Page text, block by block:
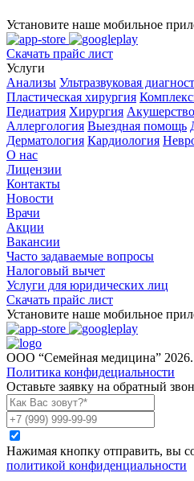
Установите наше мобильное
Скачать прайс лист
Услуги
Анализы Ультразвуковая
Пластическая хирургия
Педиатрия Хирургия
Аллергология Выездная помощь
Дерматология Кардиология
О нас
Лицензии
Контакты
Новости
Врачи
Акции
Вакансии
Часто задаваемые вопросы
Налоговый вычет
Услуги для юридических лиц
Скачать прайс лист
Установите наше мобильное
ООО “Семейная медицина” 2026.
Политика конфидециальности
Оставьте заявку на обратный
Нажимая кнопку отправить, вы
политикой конфиденциальности